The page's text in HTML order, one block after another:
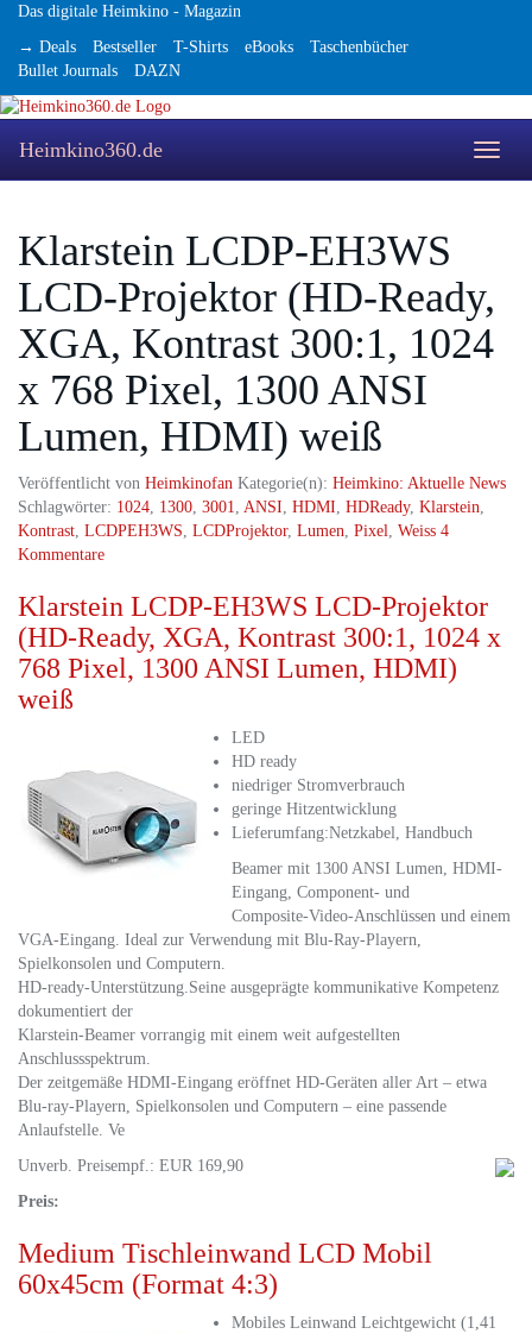
Skip
main
content
Das digitale Heimkino - Magazin
→ Deals
Bestseller T-Shirts eBooks
Taschenbücher
Bullet Journals
DAZN
Toggle
Heimkino360.de
Klarstein LCDP-EH3WS
LCD-Projektor (HD-Ready,
XGA, Kontrast 300:1, 1024
x 768 Pixel, 1300 ANSI
Lumen, HDMI) weiß
Veröffentlicht von Heimkinofan Kategorie(n): Heimkino: Aktuelle News
Schlagwörter: 1024, 1300, 3001, ANSI, HDMI, HDReady, Klarstein,
Kontrast, LCDPEH3WS, LCDProjektor, Lumen, Pixel, Weiss 4
Kommentare
Klarstein LCDP-EH3WS LCD-Projektor
(HD-Ready, XGA, Kontrast 300:1, 1024 x
768 Pixel, 1300 ANSI Lumen, HDMI)
weiß
LED
HD ready
niedriger Stromverbrauch
geringe Hitzentwicklung
Lieferumfang:Netzkabel, Handbuch
Beamer mit 1300 ANSI Lumen, HDMI-
Eingang, Component- und
Composite-Video-Anschlüssen und einem
VGA-Eingang. Ideal zur Verwendung mit Blu-Ray-Playern,
Spielkonsolen und Computern.
HD-ready-Unterstützung.Seine ausgeprägte kommunikative Kompetenz
dokumentiert der
Klarstein-Beamer vorrangig mit einem weit aufgestellten
Anschlussspektrum.
Der zeitgemäße HDMI-Eingang eröffnet HD-Geräten aller Art – etwa
Blu-ray-Playern, Spielkonsolen und Computern – eine passende
Anlaufstelle. Ve
Unverb. Preisempf.: EUR 169,90
Preis:
Medium Tischleinwand LCD Mobil
60x45cm (Format 4:3)
Mobiles Leinwand Leichtgewicht (1,41